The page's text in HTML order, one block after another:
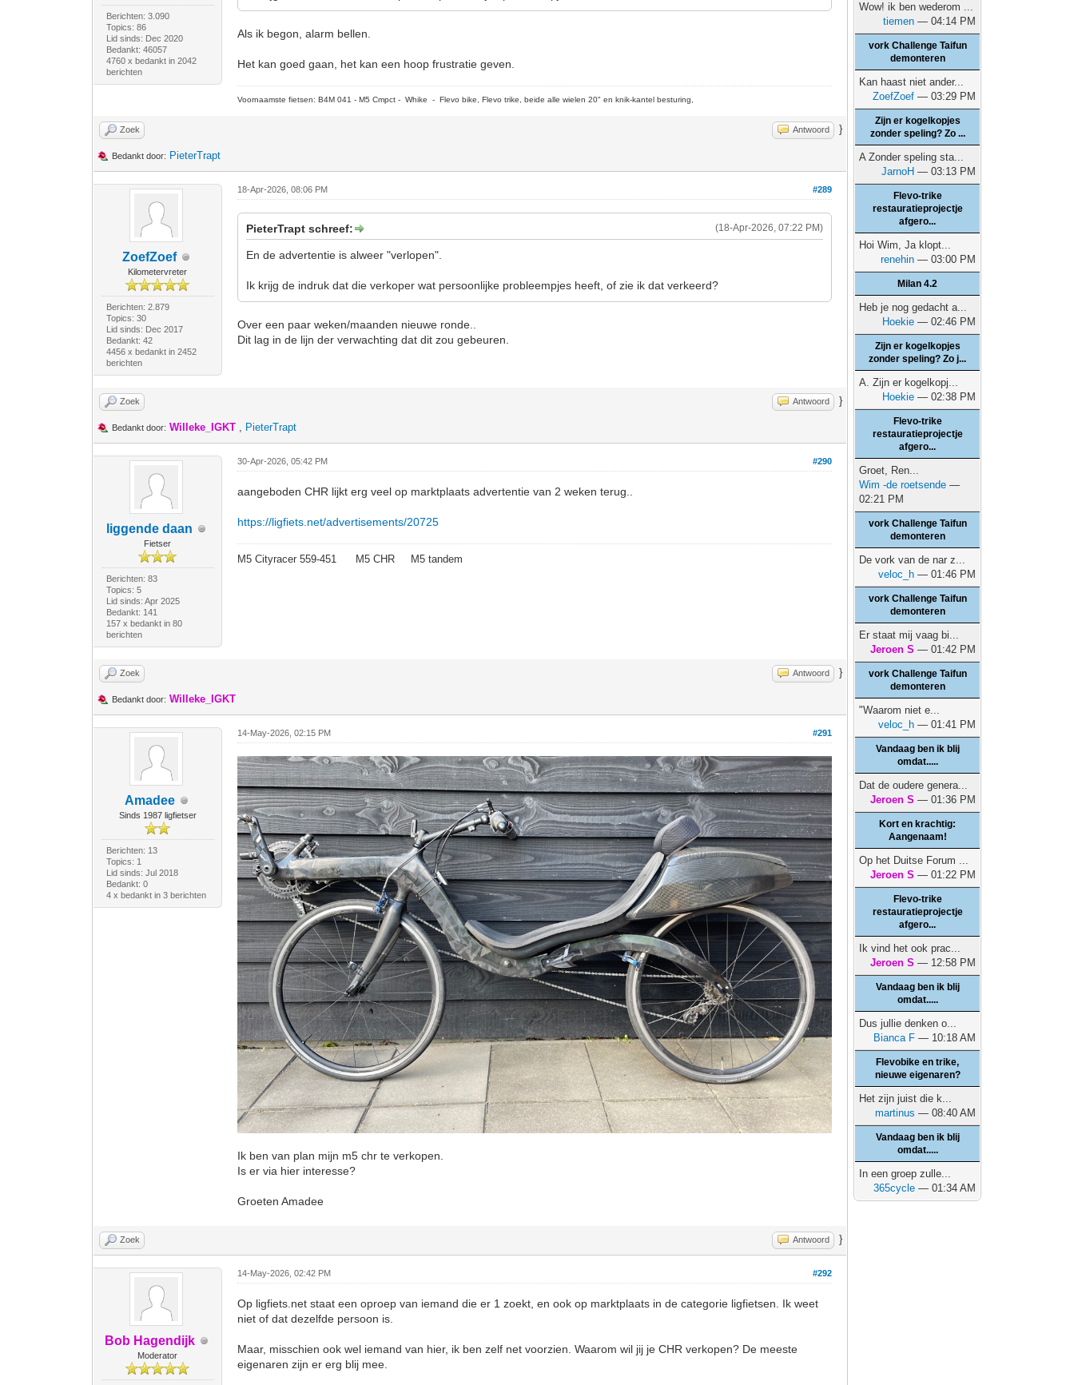
Berichten: 3.090
Topics: 86
Lid sinds: Dec 2020
Bedankt: 46057
4760 x bedankt in 2042
berichten
Als ik begon, alarm bellen.
Het kan goed gaan, het kan een hoop frustratie geven.
Voornaamste fietsen: B4M 041 - M5 Cmpct - Whike - Flevo bike, Flevo trike, beide alle wielen 20" en knik-kantel besturing,
Zoek Antwoord }
Bedankt door: PieterTrapt
ZoefZoef
Kilometervreter
Berichten: 2.879
Topics: 30
Lid sinds: Dec 2017
Bedankt: 42
4456 x bedankt in 2452
berichten
#289
18-Apr-2026, 08:06 PM
(18-Apr-2026, 07:22 PM)
PieterTrapt schreef:
En de advertentie is alweer "verlopen".
Ik krijg de indruk dat die verkoper wat persoonlijke probleempjes heeft, of zie ik dat verkeerd?
Over een paar weken/maanden nieuwe ronde..
Dit lag in de lijn der verwachting dat dit zou gebeuren.
Zoek Antwoord }
Bedankt door: Willeke_IGKT , PieterTrapt
liggende daan
Fietser
Berichten: 83
Topics: 5
Lid sinds: Apr 2025
Bedankt: 141
157 x bedankt in 80
berichten
#290
30-Apr-2026, 05:42 PM
aangeboden CHR lijkt erg veel op marktplaats advertentie van 2 weken terug..
https://ligfiets.net/advertisements/20725
M5 Cityracer 559-451 M5 CHR M5 tandem
Zoek Antwoord }
Bedankt door: Willeke_IGKT
Amadee
Sinds 1987 ligfietser
Berichten: 13
Topics: 1
Lid sinds: Jul 2018
Bedankt: 0
4 x bedankt in 3 berichten
#291
14-May-2026, 02:15 PM
Ik ben van plan mijn m5 chr te verkopen.
Is er via hier interesse?
Groeten Amadee
Zoek Antwoord }
Bob Hagendijk
Moderator
#292
14-May-2026, 02:42 PM
Op ligfiets.net staat een oproep van iemand die er 1 zoekt, en ook op marktplaats in de categorie ligfietsen. Ik weet
niet of dat dezelfde persoon is.
Maar, misschien ook wel iemand van hier, ik ben zelf net voorzien. Waarom wil jij je CHR verkopen? De meeste
eigenaren zijn er erg blij mee.
Wow! ik ben wederom ...
tiemen — 04:14 PM
vork Challenge Taifun
demonteren
Kan haast niet ander...
ZoefZoef — 03:29 PM
Zijn er kogelkopjes
zonder speling? Zo ...
A Zonder speling sta...
JarnoH — 03:13 PM
Flevo-trike
restauratieprojectje
afgero...
Hoi Wim, Ja klopt...
renehin — 03:00 PM
Milan 4.2
Heb je nog gedacht a...
Hoekie — 02:46 PM
Zijn er kogelkopjes
zonder speling? Zo j...
A. Zijn er kogelkopj...
Hoekie — 02:38 PM
Flevo-trike
restauratieprojectje
afgero...
Groet, Ren...
Wim -de roetsende —
02:21 PM
vork Challenge Taifun
demonteren
De vork van de nar z...
veloc_h — 01:46 PM
vork Challenge Taifun
demonteren
Er staat mij vaag bi...
Jeroen S — 01:42 PM
vork Challenge Taifun
demonteren
"Waarom niet e...
veloc_h — 01:41 PM
Vandaag ben ik blij
omdat.....
Dat de oudere genera...
Jeroen S — 01:36 PM
Kort en krachtig:
Aangenaam!
Op het Duitse Forum ...
Jeroen S — 01:22 PM
Flevo-trike
restauratieprojectje
afgero...
Ik vind het ook prac...
Jeroen S — 12:58 PM
Vandaag ben ik blij
omdat.....
Dus jullie denken o...
Bianca F — 10:18 AM
Flevobike en trike,
nieuwe eigenaren?
Het zijn juist die k...
martinus — 08:40 AM
Vandaag ben ik blij
omdat.....
In een groep zulle...
365cycle — 01:34 AM